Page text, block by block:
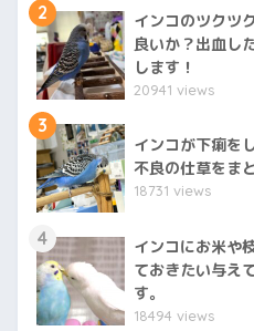
2
インコのツクツ
良いか？出血し
します！
20941 views
3
インコが下痢を
不良の仕草をま
18731 views
4
インコにお米や
ておきたい与え
す。
18494 views